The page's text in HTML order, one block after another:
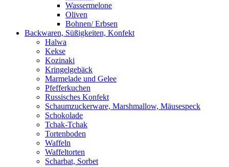
Wassermelone
Oliven
Bohnen/ Erbsen
Backwaren, Süßigkeiten, Konfekt
Halwa
Kekse
Kozinaki
Kringelgebäck
Marmelade und Gelee
Pfefferkuchen
Russisches Konfekt
Schaumzuckerware, Marshmallow, Mäusespeck
Schokolade
Tchak-Tchak
Tortenboden
Waffeln
Waffeltorten
Scharbat, Sorbet